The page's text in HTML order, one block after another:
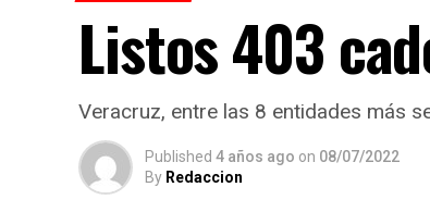
Listos 403
Veracruz, entre las 8 entidades más
Published 4 años ago on 08/07/2022
By Redaccion